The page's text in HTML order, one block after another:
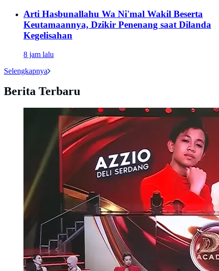
Arti Hasbunallahu Wa Ni'mal Wakil Beserta
Keutamaannya, Dzikir Penenang saat Dilanda
Kegelisahan
8 jam lalu
Selengkapnya
Berita Terbaru